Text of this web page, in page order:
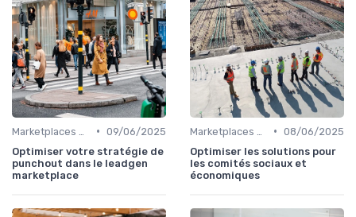
• 09/06/2025
Optimiser votre stratégie de
punchout dans le leadgen
marketplace
• 08/06/2025
Optimiser les solutions pour
les comités sociaux et
économiques